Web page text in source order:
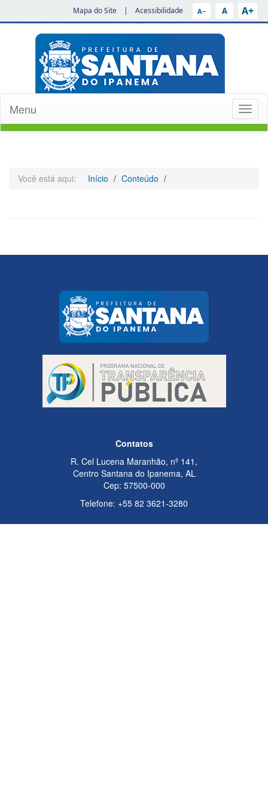
Mapa do Site | Acessibilidade A− A A+
Menu
Você está aqui: Início Conteúdo
Contatos
R. Cel Lucena Maranhão, nº 141,
Centro Santana do Ipanema, AL
Cep: 57500-000
Telefone: +55 82 3621-3280